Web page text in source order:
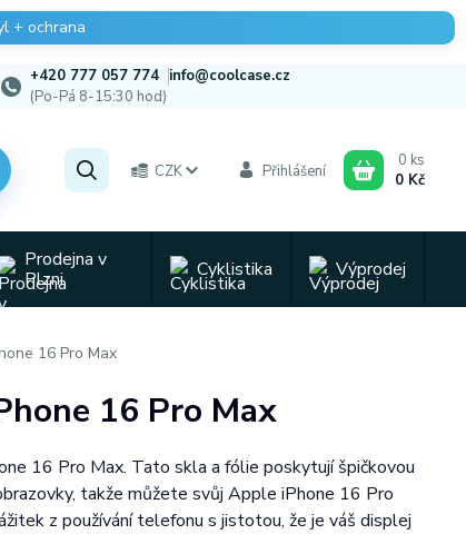
+ ochrana
+420 777 057 774 info@coolcase.cz
(Po-Pá 8-15:30 hod)
CZK Přihlášení
0 ks
0 Kč
Prodejna v
Plzni
Cyklistika Výprodej
16 Pro Max
16 Pro Max
16 Pro Max. Tato skla a fólie poskytují špičkovou
takže můžete svůj Apple iPhone 16 Pro
z používání telefonu s jistotou, že je váš displej